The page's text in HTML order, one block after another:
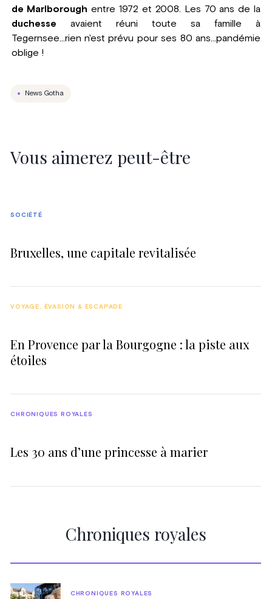
de Marlborough entre 1972 et 2008. Les 70 ans de la
duchesse avaient réuni toute sa famille à
Tegernsee...rien n'est prévu pour ses 80 ans...pandémie
oblige !
News Gotha
Vous aimerez peut-être
Bruxelles, une capitale revitalisée
SOCIÉTÉ
En Provence par la Bourgogne : la piste aux
étoiles
VOYAGE, ÉVASION & ESCAPADE
Les 30 ans d’une princesse à marier
CHRONIQUES ROYALES
Chroniques royales
CHRONIQUES ROYALES